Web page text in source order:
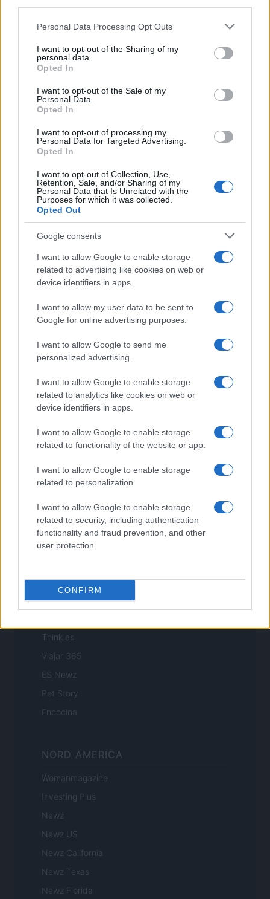
Please note that this website/app uses one or more Google
not limited to your visit or usage behaviour. You may click to
grant or deny consent to Google and its third-party tags to
use your data for below specified purposes in below Google
consent section.
Personal Data Processing Opt Outs
I want to opt-out of the Sharing of my
personal data.
Opted In
I want to opt-out of the Sale of my
Personal Data.
Opted In
I want to opt-out of processing my
Personal Data for Targeted Advertising.
Opted In
I want to opt-out of Collection, Use,
Retention, Sale, and/or Sharing of my
Personal Data that Is Unrelated with the
Purposes for which it was collected.
Opted Out
Google consents
I want to allow Google to enable storage
related to advertising like cookies on web or
device identifiers in apps.
I want to allow my user data to be sent to
Google for online advertising purposes.
I want to allow Google to send me
personalized advertising.
I want to allow Google to enable storage
related to analytics like cookies on web or
device identifiers in apps.
I want to allow Google to enable storage
related to functionality of the website or app.
I want to allow Google to enable storage
related to personalization.
I want to allow Google to enable storage
related to security, including authentication
functionality and fraud prevention, and other
user protection.
CONFIRM
Notizie.it
Offerte Shopping
Pet Story
Professione Lavoro
Style24
Tuobenessere
Nonne Magazine
Milano Cortina
Luxury Club
Il Calcio Online
Professione mamma
World Music
Money 365
B2B Magazine
Day Travel
Tutto Gaming
Food Wiki
HomeMagazine
Actualidad
Finanzas 24
Think.es
Viajar 365
ES Newz
Pet Story
Encocina
NORD AMERICA
Womanmagazine
Investing Plus
Newz
Newz US
Newz California
Newz Texas
Newz Florida